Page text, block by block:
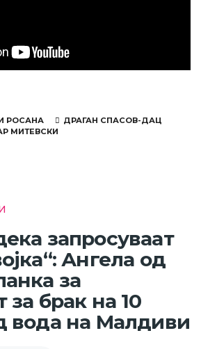
РОСАНА
ДРАГАН СПАСОВ-ДАЦ
МИТЕВСКИ
запросуваат
Ангела од
за
за брак на 10
вода на Малдиви